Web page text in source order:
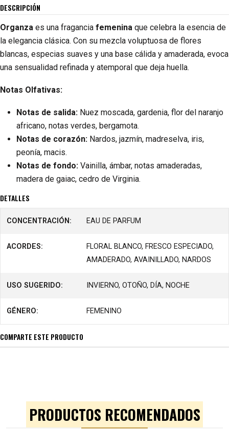
DESCRIPCIÓN
Organza es una fragancia femenina que celebra la esencia de
la elegancia clásica. Con su mezcla voluptuosa de flores
blancas, especias suaves y una base cálida y amaderada, evoca
una sensualidad refinada y atemporal que deja huella.
Notas Olfativas:
Notas de salida: Nuez moscada, gardenia, flor del naranjo
africano, notas verdes, bergamota.
Notas de corazón: Nardos, jazmín, madreselva, iris,
peonía, macis.
Notas de fondo: Vainilla, ámbar, notas amaderadas,
madera de gaiac, cedro de Virginia.
DETALLES
CONCENTRACIÓN: EAU DE PARFUM
ACORDES:
FLORAL BLANCO, FRESCO ESPECIADO,
AMADERADO, AVAINILLADO, NARDOS
USO SUGERIDO: INVIERNO, OTOÑO, DÍA, NOCHE
GÉNERO: FEMENINO
COMPARTE ESTE PRODUCTO
PRODUCTOS RECOMENDADOS